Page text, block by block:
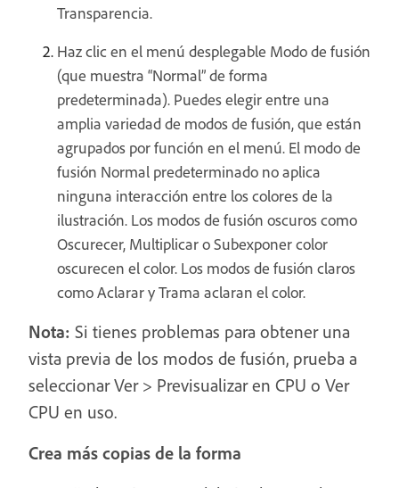
Transparencia.
Haz clic en el menú desplegable Modo de fusión
(que muestra “Normal” de forma
predeterminada). Puedes elegir entre una
amplia variedad de modos de fusión, que están
agrupados por función en el menú. El modo de
fusión Normal predeterminado no aplica
ninguna interacción entre los colores de la
ilustración. Los modos de fusión oscuros como
Oscurecer, Multiplicar o Subexponer color
oscurecen el color. Los modos de fusión claros
como Aclarar y Trama aclaran el color.
Nota: Si tienes problemas para obtener una
vista previa de los modos de fusión, prueba a
seleccionar Ver > Previsualizar en CPU o Ver
CPU en uso.
Crea más copias de la forma